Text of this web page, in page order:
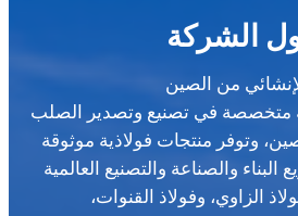
الشركة
من الصين
متخصصة في تصنيع وتصدير الصلب
وتوفر منتجات فولاذية موثوقة
الزاوي، وفولاذ القنوات،